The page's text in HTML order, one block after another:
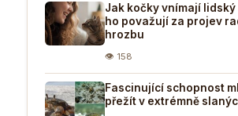
Jak kočky vnímají lidský
ho považují za projev
hrozbu
👁 158
Fascinující schopnost
přežít v extrémně